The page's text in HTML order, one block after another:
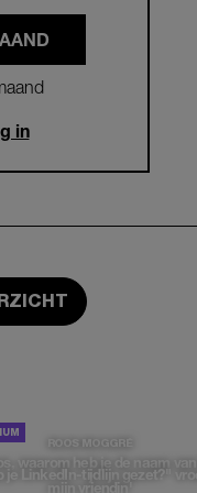
in
ROOS MOGGRÉ
waarom heb je de naam van
je LinkedIn-tijdlijn gezet?"
mijn vriendin'